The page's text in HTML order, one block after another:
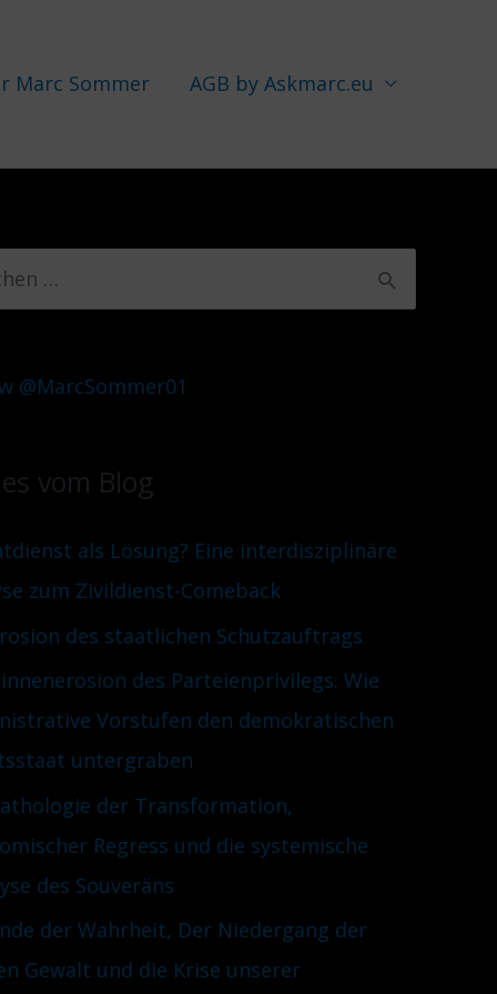
Marc Sommer AGB by Askmarc.eu
@MarcSommer01
vom Blog
als Lösung? Eine interdisziplinäre
zum Zivildienst-Comeback
des staatlichen Schutzauftrags
des Parteienprivilegs: Wie
Vorstufen den demokratischen
untergraben
der Transformation,
Regress und die systemische
des Souveräns
der Wahrheit, Der Niedergang der
Gewalt und die Krise unserer